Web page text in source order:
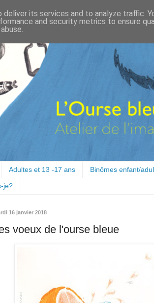
Adultes et 13 -17 ans Binômes enfant/
je?
16 janvier 2018
voeux de l'ourse bleue
its services and to analyze traffic.
and security metrics to ensure